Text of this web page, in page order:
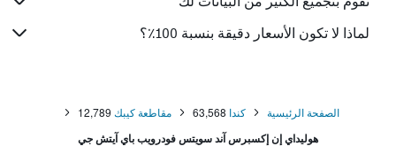
لماذا لا تكون الأسعار دقيقة بنسبة 100٪؟
الصفحة الرئيسية كندا 63,568 مقاطعة كيبك 12,789
هوليداي إن إكسبرس آند سويتس فودرويب باي آيتش جي